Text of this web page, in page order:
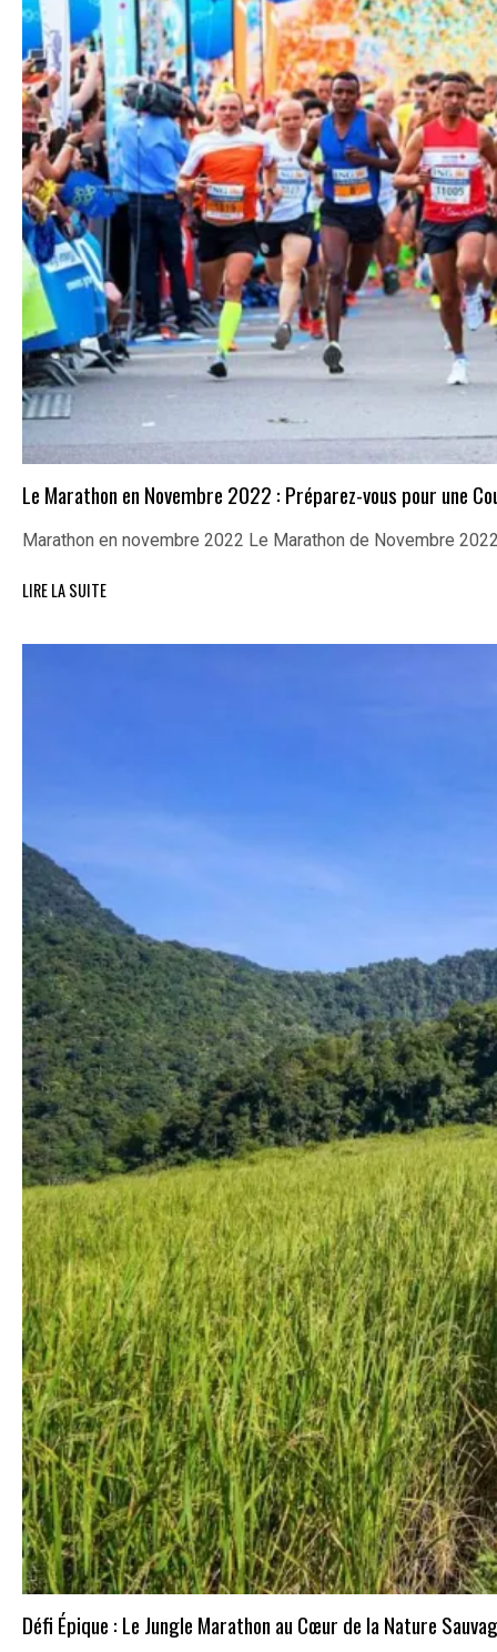
Le Marathon en Novembre 2022 : Préparez-vous pour une
Marathon en novembre 2022 Le Marathon de Novembre
LIRE LA SUITE
Défi Épique : Le Jungle Marathon au Cœur de la Nature